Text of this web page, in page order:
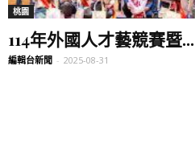
桃園
114年外國人才藝競賽暨...
編輯台新聞 - 2025-08-31